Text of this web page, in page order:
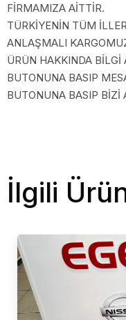
FİRMAMIZA AİTTİR.
TÜRKİYENİN TÜM
ANLAŞMALI
ÜRÜN HAKKINDA
BUTONUNA BASIP
BUTONUNA BASIP BİZİ
İlgili